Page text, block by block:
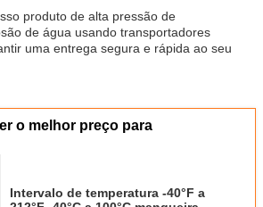
produto de alta pressão de
de água usando transportadores
uma entrega segura e rápida ao seu
o melhor preço para
Intervalo de temperatura -40°F a